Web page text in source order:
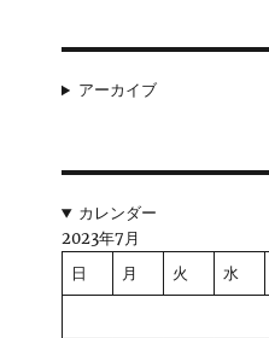
アーカイブ
カレンダー
2023年7月
日
月 火 水